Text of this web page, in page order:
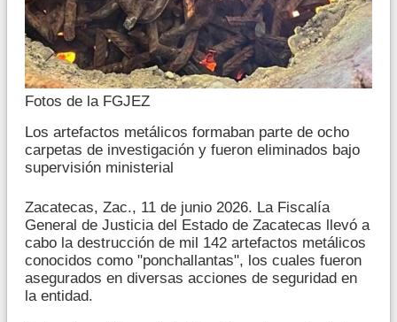
Fotos de la FGJEZ
Los artefactos metálicos formaban parte de ocho
carpetas de investigación y fueron eliminados bajo
supervisión ministerial
Zacatecas, Zac., 11 de junio 2026. La Fiscalía
General de Justicia del Estado de Zacatecas llevó a
cabo la destrucción de mil 142 artefactos metálicos
conocidos como "ponchallantas", los cuales fueron
asegurados en diversas acciones de seguridad en
la entidad.